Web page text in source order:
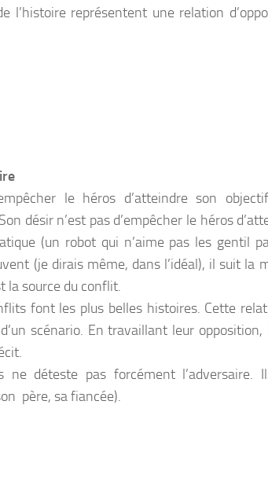
l’histoire représentent une relation
le héros d’atteindre son
désir n’est pas d’empêcher le héros
(un robot qui n’aime pas les gentil
(je dirais même, dans l’idéal), il suit la
la source du conflit.
font les plus belles histoires. Cette
scénario. En travaillant leur opposition,
ne déteste pas forcément l’adversaire.
père, sa fiancée).